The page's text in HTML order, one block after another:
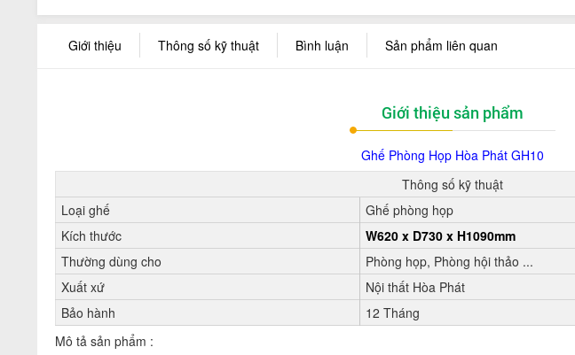
Giới thiệu Thông số kỹ thuật Bình luận Sản phẩm liên quan
Giới thiệu sản phẩm
Ghế Phòng Họp Hòa PhátGH10
Thông số kỹ thuật
Loại ghế
Ghế phòng họp
Kích thước
W620 x D730 x H1090mm
Thường dùng cho
Phòng họp, Phòng hội thảo ...
Xuất xứ
Nội thất Hòa Phát
Bảo hành
12 Tháng
Mô tả sản phẩm :